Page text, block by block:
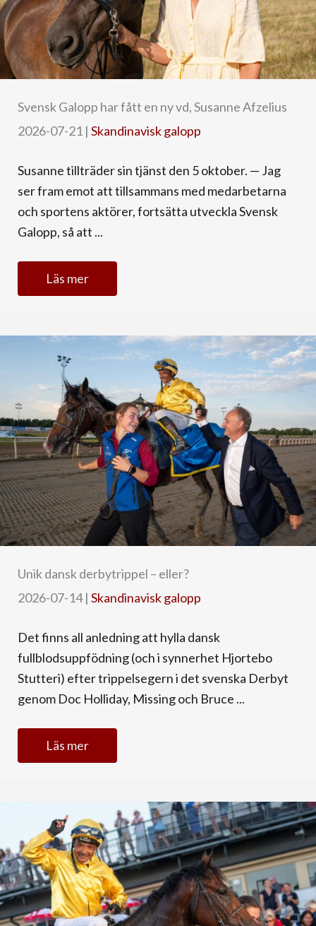
Svensk Galopp har fått en ny vd, Susanne Afzelius
2026-07-21 | Skandinavisk galopp
Susanne tillträder sin tjänst den 5 oktober. — Jag
ser fram emot att tillsammans med medarbetarna
och sportens aktörer, fortsätta utveckla Svensk
Galopp, så att ...
Läs mer
Unik dansk derbytrippel – eller?
2026-07-14| Skandinavisk galopp
Det finns all anledning att hylla dansk
fullblodsuppfödning (och i synnerhet Hjortebo
Stutteri) efter trippelsegern i det svenska Derbyt
genom Doc Holliday, Missing och Bruce ...
Läs mer